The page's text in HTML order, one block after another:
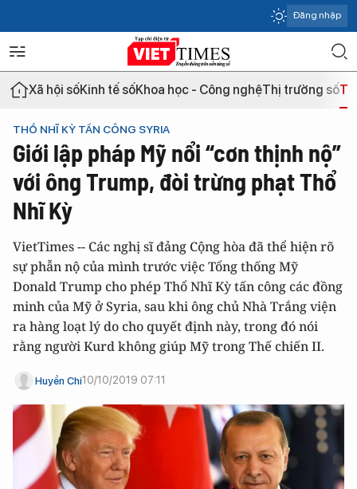
Đăng nhập
Xã hội sốKinh tế sốKhoa học - Công nghệThị trường số
THỔ NHĨ KỲ TẤN CÔNG SYRIA
Giới lập pháp Mỹ nổi “cơn thịnh nộ”
với ông Trump, đòi trừng phạt Thổ
Nhĩ Kỳ
VietTimes -- Các nghị sĩ đảng Cộng hòa đã thể hiện rõ
sự phẫn nộ của mình trước việc Tổng thống Mỹ
Donald Trump cho phép Thổ Nhĩ Kỳ tấn công các đồng
minh của Mỹ ở Syria, sau khi ông chủ Nhà Trắng viện
ra hàng loạt lý do cho quyết định này, trong đó nói
rằng người Kurd không giúp Mỹ trong Thế chiến II.
Huyền Chi10/10/2019 07:11